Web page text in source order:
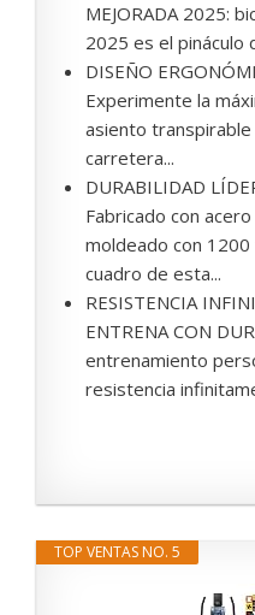
MEJORADA 2025:
2025 es el pináculo
DISEÑO
Experimente la
asiento
carretera...
DURABILIDAD
Fabricado con
moldeado con
cuadro de esta...
RESISTENCIA
ENTRENA CON
entrenamiento
resistencia
TOP VENTAS NO. 5